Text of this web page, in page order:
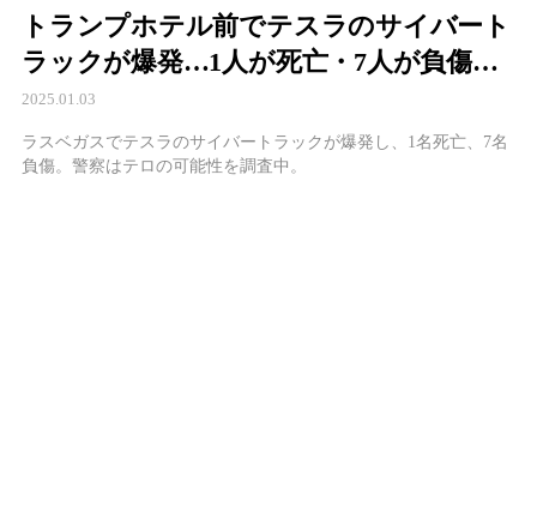
トランプホテル前でテスラのサイバート
ラックが爆発…1人が死亡・7人が負傷、
テロの可能性を含め捜査中
2025.01.03
ラスベガスでテスラのサイバートラックが爆発し、1名死亡、7名
負傷。警察はテロの可能性を調査中。